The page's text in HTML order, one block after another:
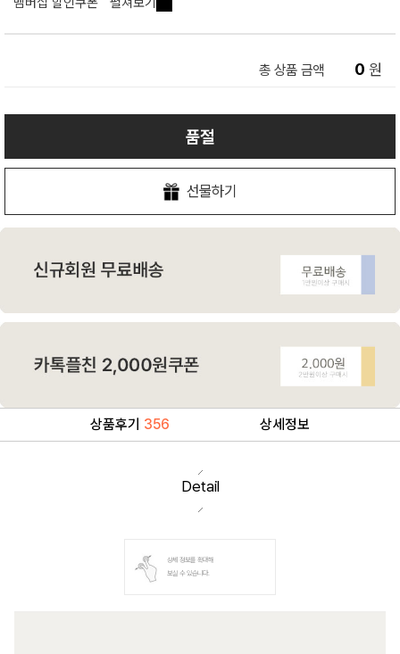
총 상품 금액 0 원
품절
선물하기
상품후기 356 상세정보
Detail
상세 정보를 확대해
보실 수 있습니다.